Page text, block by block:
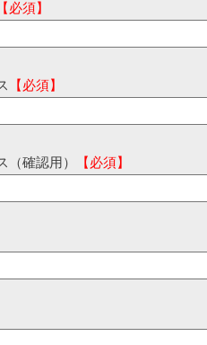
【必須】
【必須】
（確認用） 【必須】